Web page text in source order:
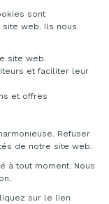
:
sont
web. Ils nous
site web.
et faciliter leur
et offres
Refuser
de notre site web.
à tout moment. Nous
sur le lien
Mézenc